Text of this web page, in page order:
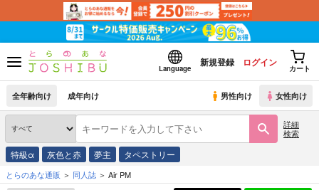
Language
新規登録 ログイン
カート
全年齢向け 成年向け 男性向け 女性向け
詳細
検索
特級α 灰色と赤 夢主 タペストリー
とらのあな通販 同人誌 Air PM